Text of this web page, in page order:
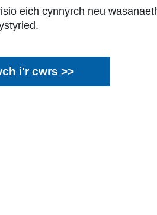
eich cynnyrch neu
i'r cwrs >>